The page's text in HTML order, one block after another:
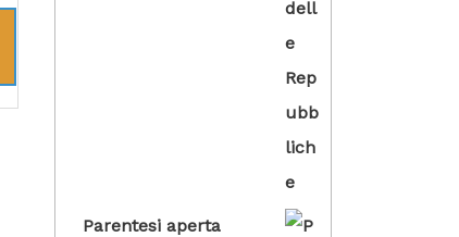
Parentesi aperta